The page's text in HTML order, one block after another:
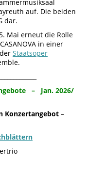
auf. Die beiden
dar.
Mai erneut die Rolle
in einer
Staatsoper
– Jan. 2026/
Konzertangebot –